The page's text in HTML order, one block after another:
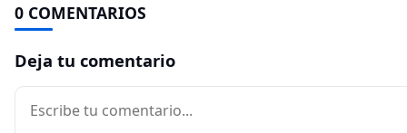
0 COMENTARIOS
Deja tu comentario
Comentario